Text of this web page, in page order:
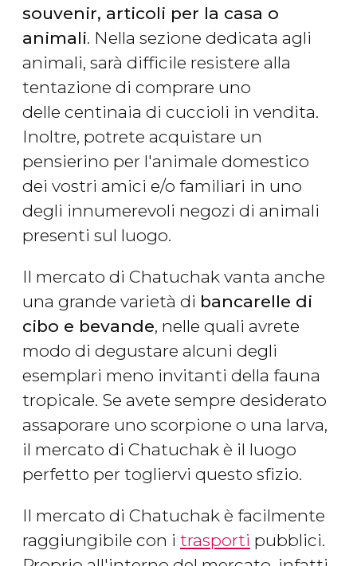
souvenir, articoli per la casa o
animali. Nella sezione dedicata agli
animali, sarà difficile resistere alla
tentazione di comprare uno
delle centinaia di cuccioli in vendita.
Inoltre, potrete acquistare un
pensierino per l'animale domestico
dei vostri amici e/o familiari in uno
degli innumerevoli negozi di animali
presenti sul luogo.
Il mercato di Chatuchak vanta anche
una grande varietà di bancarelle di
cibo e bevande, nelle quali avrete
modo di degustare alcuni degli
esemplari meno invitanti della fauna
tropicale. Se avete sempre desiderato
assaporare uno scorpione o una larva,
il mercato di Chatuchak è il luogo
perfetto per togliervi questo sfizio.
Il mercato di Chatuchak è facilmente
raggiungibile con i trasporti pubblici.